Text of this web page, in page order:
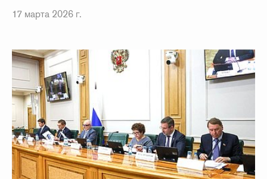
17 марта 2026 г.